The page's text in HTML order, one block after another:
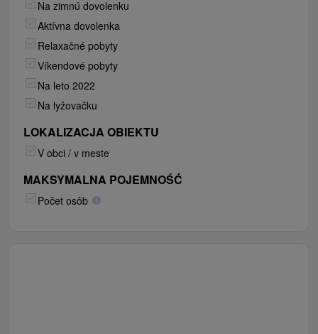
Na zimnú dovolenku
Aktívna dovolenka
Relaxačné pobyty
Víkendové pobyty
Na leto 2022
Na lyžovačku
LOKALIZACJA OBIEKTU
V obci / v meste
MAKSYMALNA POJEMNOŚĆ
Počet osôb